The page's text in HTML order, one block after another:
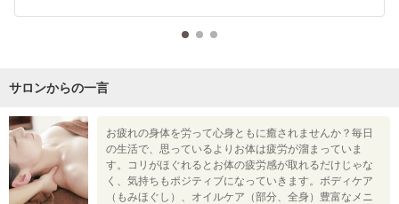
サロンからの一言
お疲れの身体を労って心身ともに癒されませんか？毎日
の生活で、思っているよりお体は疲労が溜まっていま
す。コリがほぐれるとお体の疲労感が取れるだけじゃな
く、気持ちもポジティブになっていきます。ボディケア
（もみほぐし）、オイルケア（部分、全身）豊富なメニ